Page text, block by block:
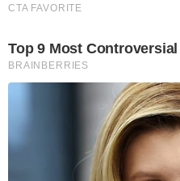
CTA FAVORITE
Top 9 Most
BRAINBERRIES